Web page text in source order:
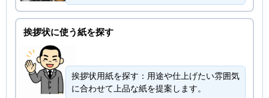
挨拶状に使う紙を探す
挨拶状用紙を探す：用途や仕上げたい雰囲気
に合わせて上品な紙を提案します。